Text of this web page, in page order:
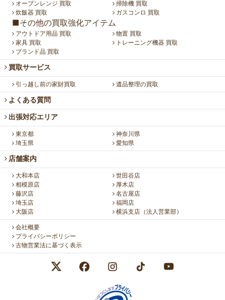
オーブンレンジ 買取
掃除機 買取
炊飯器 買取
ガスコンロ 買取
■その他の買取強化アイテム
アウトドア用品 買取
物置 買取
家具 買取
トレーニング機器 買取
ブランド品 買取
買取サービス
引っ越し前の家財買取 遺品整理の買取
よくある質問
出張対応エリア
東京都
神奈川県
埼玉県
愛知県
店舗案内
大和本店
世田谷店
相模原店
厚木店
藤沢店
名古屋店
埼玉店
福岡店
大阪店
横浜支店（法人営業部）
会社概要
プライバシーポリシー
古物営業法に基づく表示